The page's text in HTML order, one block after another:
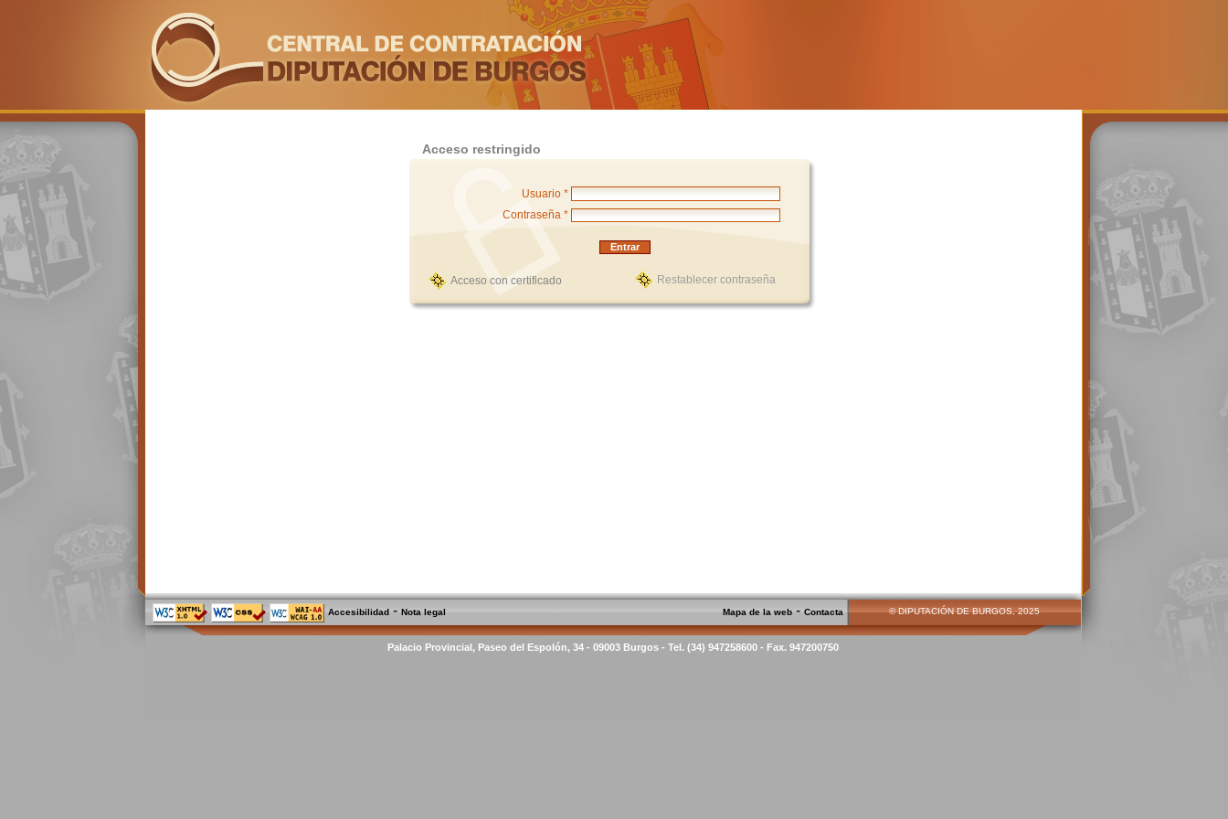
Acceso restringido
Usuario *
Contraseña *
Restablecer contraseña
Acceso con certificado
Accesibilidad -Nota legal Mapa de la web -Contacta © DIPUTACIÓN DE BURGOS, 2025
Palacio Provincial, Paseo del Espolón, 34 - 09003 Burgos - Tel. (34) 947258600 - Fax. 947200750